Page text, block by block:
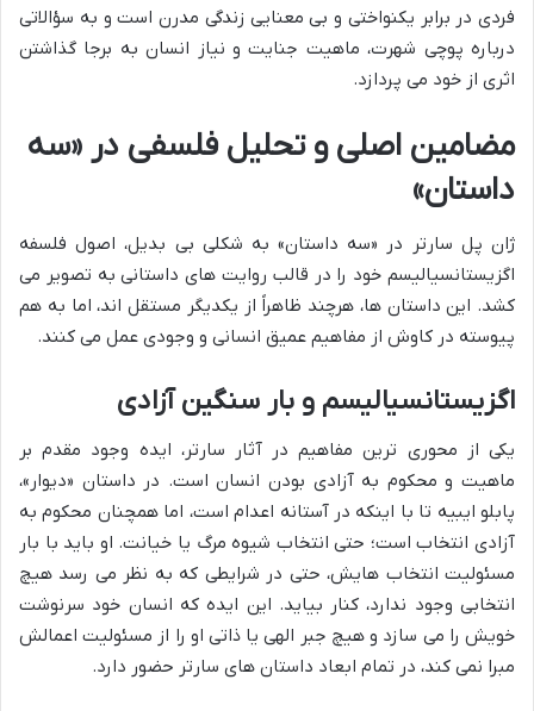
فردی در برابر یکنواختی و بی معنایی زندگی مدرن است و به سؤالاتی
درباره پوچی شهرت، ماهیت جنایت و نیاز انسان به برجا گذاشتن
اثری از خود می پردازد.
مضامین اصلی و تحلیل فلسفی در «سه
داستان»
ژان پل سارتر در «سه داستان» به شکلی بی بدیل، اصول فلسفه
اگزیستانسیالیسم خود را در قالب روایت های داستانی به تصویر می
کشد. این داستان ها، هرچند ظاهراً از یکدیگر مستقل اند، اما به هم
پیوسته در کاوش از مفاهیم عمیق انسانی و وجودی عمل می کنند.
اگزیستانسیالیسم و بار سنگین آزادی
یکی از محوری ترین مفاهیم در آثار سارتر، ایده وجود مقدم بر
ماهیت و محکوم به آزادی بودن انسان است. در داستان «دیوار»،
پابلو ایبیه تا با اینکه در آستانه اعدام است، اما همچنان محکوم به
آزادی انتخاب است؛ حتی انتخاب شیوه مرگ یا خیانت. او باید با بار
مسئولیت انتخاب هایش، حتی در شرایطی که به نظر می رسد هیچ
انتخابی وجود ندارد، کنار بیاید. این ایده که انسان خود سرنوشت
خویش را می سازد و هیچ جبر الهی یا ذاتی او را از مسئولیت اعمالش
مبرا نمی کند، در تمام ابعاد داستان های سارتر حضور دارد.